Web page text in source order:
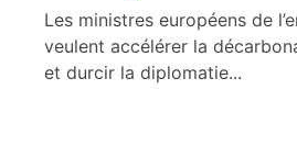
Les ministres européens de
veulent accélérer la
et durcir la diplomatie...